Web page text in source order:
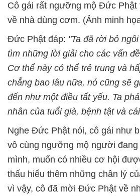
Cô gái rất ngưỡng mộ Đức Phật
về nhà dùng cơm. (Ảnh minh
Đức Phật đáp: "Ta đã rời bỏ
tìm những lời giải cho các vấn
Cơ thể này có thể trẻ trung và
chẳng bao lâu nữa, nó cũng sẽ
đến như một điều tất yếu. Ta
nhân của tuổi già, bệnh tật và
Nghe Đức Phật nói, cô gái như
vô cùng ngưỡng mộ người
mình, muốn có nhiều cơ hội
thấu hiểu thêm những chân lý
vì vậy, cô đã mời Đức Phật về